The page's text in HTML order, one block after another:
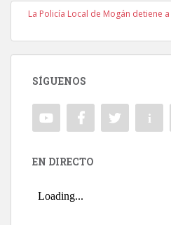
La Policía Local de Mogán detiene
SÍGUENOS
EN DIRECTO